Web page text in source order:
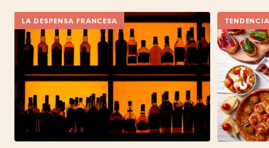
LA DESPENSA FRANCESA